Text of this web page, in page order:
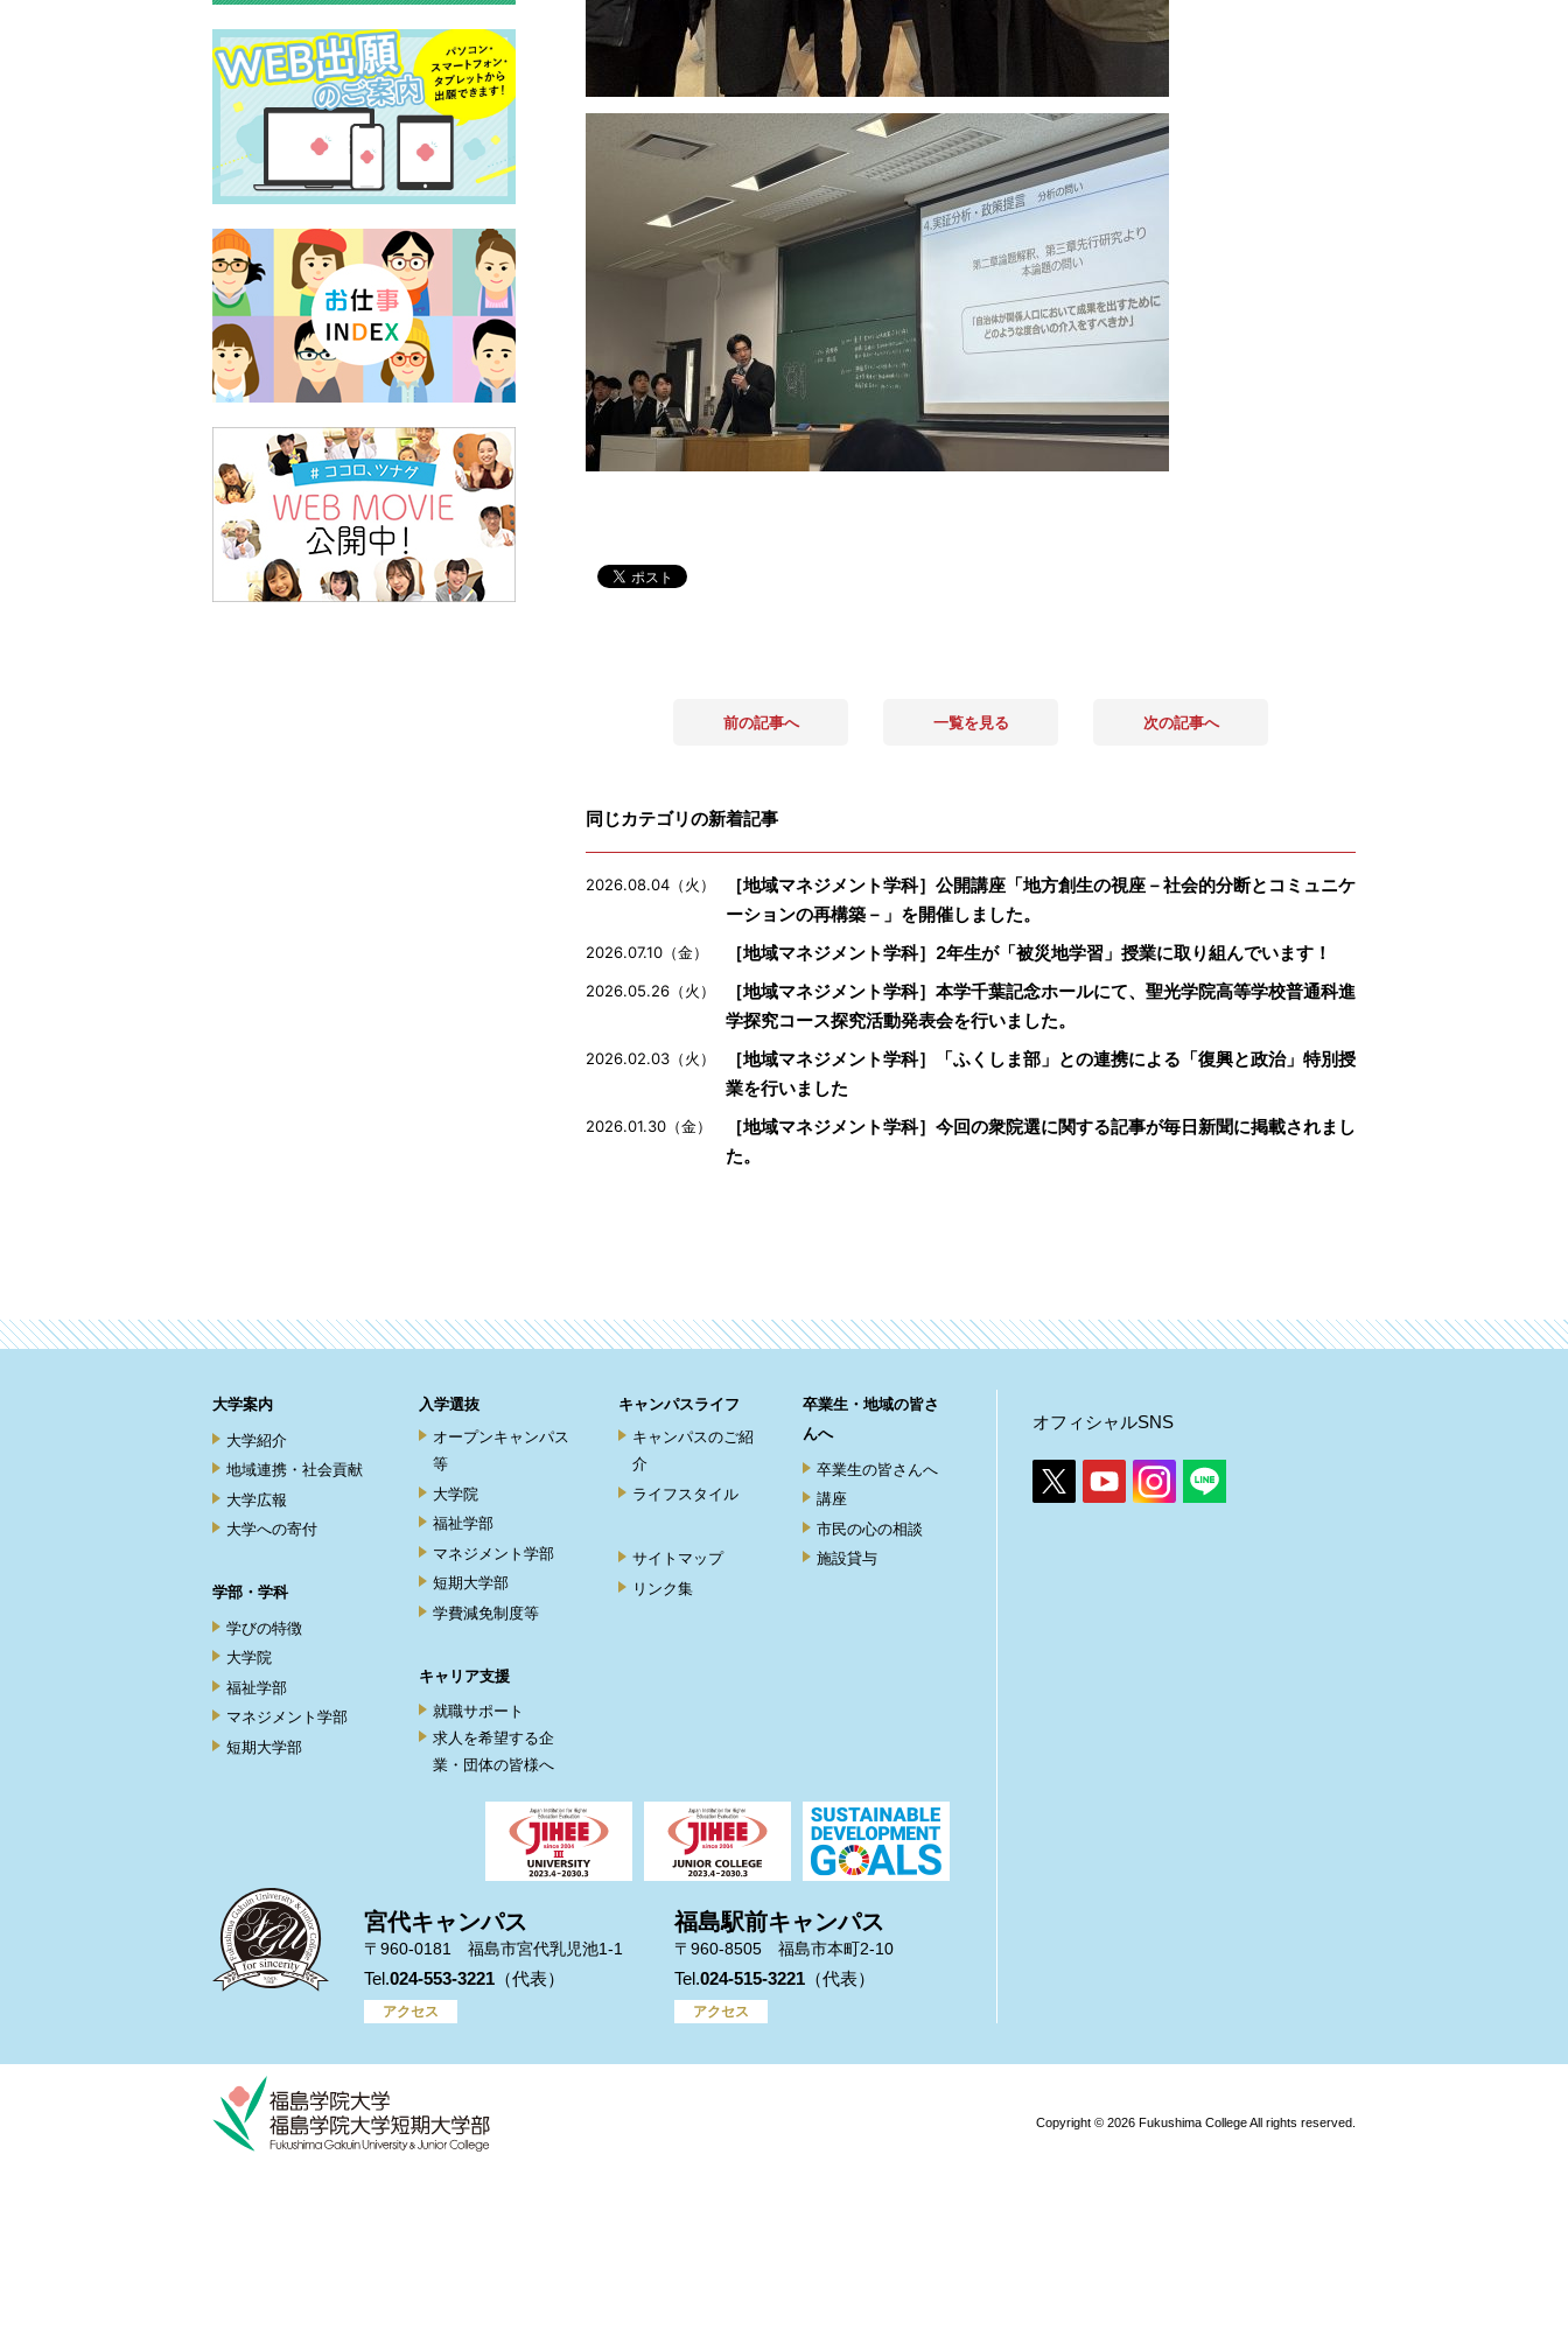
前の記事へ 一覧を見る 次の記事へ
同じカテゴリの新着記事
2026.08.04（火）
［地域マネジメント学科］公開講座「地方創生の視座－社会的分断とコミュニケ
ーションの再構築－」を開催しました。
2026.07.10（金） ［地域マネジメント学科］2年生が「被災地学習」授業に取り組んでいます！
2026.05.26（火）
［地域マネジメント学科］本学千葉記念ホールにて、聖光学院高等学校普通科進
学探究コース探究活動発表会を行いました。
2026.02.03（火）
［地域マネジメント学科］「ふくしま部」との連携による「復興と政治」特別授
業を行いました
2026.01.30（金）
［地域マネジメント学科］今回の衆院選に関する記事が毎日新聞に掲載されまし
た。
大学案内
大学紹介
地域連携・社会貢献
大学広報
大学への寄付
学部・学科
学びの特徴
大学院
福祉学部
マネジメント学部
短期大学部
入学選抜
オープンキャンパス
等
大学院
福祉学部
マネジメント学部
短期大学部
学費減免制度等
キャリア支援
就職サポート
求人を希望する企
業・団体の皆様へ
キャンパスライフ
キャンパスのご紹
介
ライフスタイル
サイトマップ
リンク集
卒業生・地域の皆さ
んへ
卒業生の皆さんへ
講座
市民の心の相談
施設貸与
宮代キャンパス
〒960-0181 福島市宮代乳児池1-1
024-553-3221
アクセス
福島駅前キャンパス
〒960-8505 福島市本町2-10
024-515-3221
アクセス
オフィシャルSNS
Copyright © 2026 Fukushima College All rights reserved.